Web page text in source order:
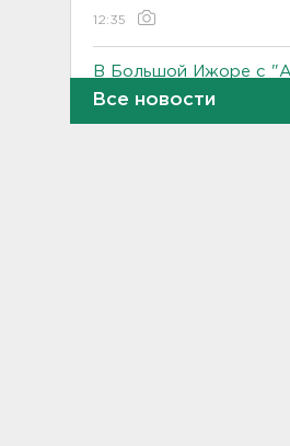
12:35
В Большой Ижоре с
Ломоносовского
Рощино - день
Все новости